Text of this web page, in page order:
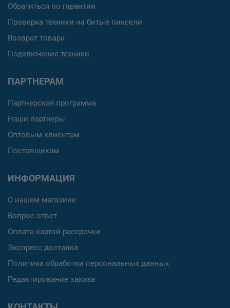
Обратиться по гарантии
Проверка техники на битые пиксели
Возврат товара
Подключение техники
ПАРТНЕРАМ
Партнерская программа
Наши партнеры
Оптовым клиентам
Поставщикам
ИНФОРМАЦИЯ
О нашем магазине
Вопрос-ответ
Оплата картой рассрочки
Экспресс доставка
Политика обработки персональных данных
Редактирование заказа